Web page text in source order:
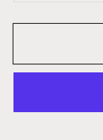
quantité
Ciseaux